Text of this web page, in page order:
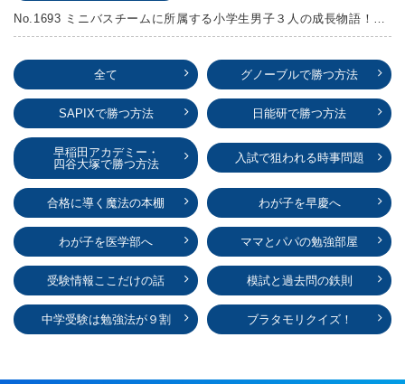
全て グノーブルで勝つ方法
SAPIXで勝つ方法 日能研で勝つ方法
早稲田アカデミー・
四谷大塚で勝つ方法
入試で狙われる時事問題
合格に導く魔法の本棚 わが子を早慶へ
わが子を医学部へ ママとパパの勉強部屋
受験情報ここだけの話 模試と過去問の鉄則
中学受験は勉強法が９割 ブラタモリクイズ！